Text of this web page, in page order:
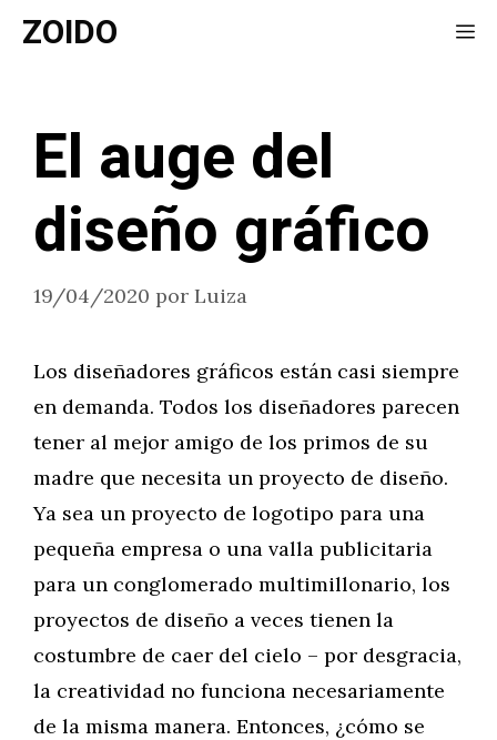
Saltar
ZOIDO
El auge del
diseño gráfico
19/04/2020 por Luiza
Los diseñadores gráficos están casi siempre
en demanda. Todos los diseñadores parecen
tener al mejor amigo de los primos de su
madre que necesita un proyecto de diseño.
Ya sea un proyecto de logotipo para una
pequeña empresa o una valla publicitaria
para un conglomerado multimillonario, los
proyectos de diseño a veces tienen la
costumbre de caer del cielo – por desgracia,
la creatividad no funciona necesariamente
de la misma manera. Entonces, ¿cómo se